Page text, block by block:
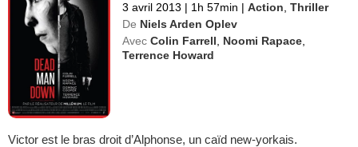
3 avril 2013 | 1h 57min | Action ,Thriller
De Niels Arden Oplev
Avec Colin Farrell Noomi Rapace
Terrence Howard
Victor est le bras droit d’Alphonse, un caïd new-yorkais.